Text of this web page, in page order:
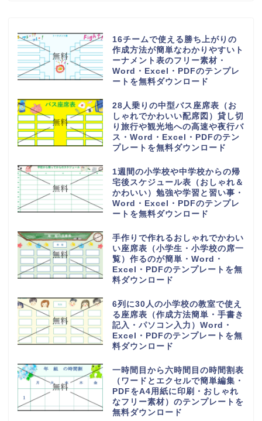
16チームで使える勝ち上がりの
作成方法が簡単なわかりやすいト
ーナメント表のフリー素材・
Word・Excel・PDFのテンプレ
ートを無料ダウンロード
28人乗りの中型バス座席表（お
しゃれでかわいい配席図）貸し切
り旅行や観光地への高速や夜行バ
ス・Word・Excel・PDFのテン
プレートを無料ダウンロード
1週間の小学校や中学校からの帰
宅後スケジュール表（おしゃれ＆
かわいい）勉強や学習と習い事・
Word・Excel・PDFのテンプレ
ートを無料ダウンロード
手作りで作れるおしゃれでかわい
い座席表（小学生・小学校の席一
覧）作るのが簡単・Word・
Excel・PDFのテンプレートを無
料ダウンロード
6列に30人の小学校の教室で使え
る座席表（作成方法簡単・手書き
記入・パソコン入力）Word・
Excel・PDFのテンプレートを無
料ダウンロード
一時間目から六時間目の時間割表
（ワードとエクセルで簡単編集・
PDFをA4用紙に印刷・おしゃれ
なフリー素材）のテンプレートを
無料ダウンロード